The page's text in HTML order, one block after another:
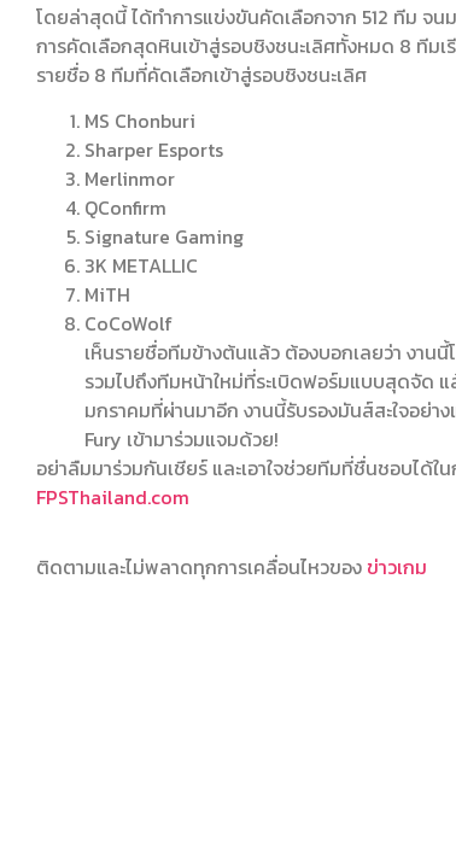
โดยล่าสุดนี้ ได้ทำการแข่งขันคัดเลือกจาก 512 ทีม จ
การคัดเลือกสุดหินเข้าสู่รอบชิงชนะเลิศทั้งหมด 8 ทีม
รายชื่อ 8 ทีมที่คัดเลือกเข้าสู่รอบชิงชนะเลิศ
MS Chonburi
Sharper Esports
Merlinmor
QConfirm
Signature Gaming
3K METALLIC
MiTH
CoCoWolf
เห็นรายชื่อทีมข้างต้นแล้ว ต้องบอกเลยว่า งา
รวมไปถึงทีมหน้าใหม่ที่ระเบิดฟอร์มแบบสุดจัด
มกราคมที่ผ่านมาอีก งานนี้รับรองมันส์สะใจอย่า
Fury เข้ามาร่วมแจมด้วย!
อย่าลืมมาร่วมกันเชียร์ และเอาใจช่วยทีมที่ชื่นชอบได้
FPSThailand.com
ติดตามและไม่พลาดทุกการเคลื่อนไหวของ ข่าวเกม